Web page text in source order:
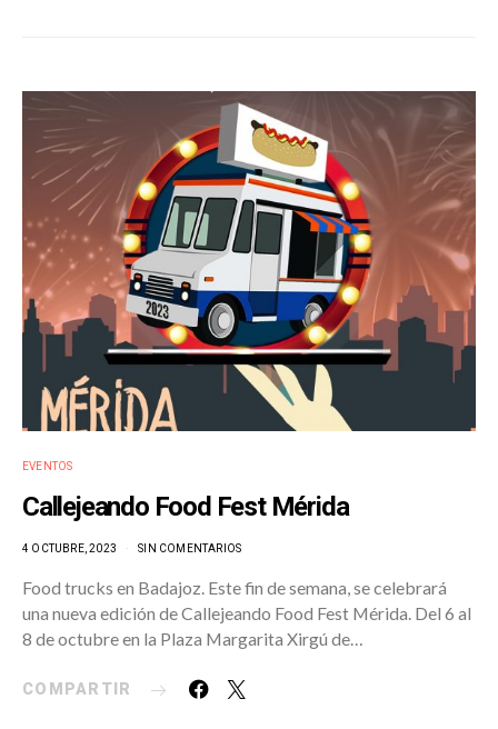
EVENTOS
Callejeando Food Fest Mérida
4 OCTUBRE, 2023 SIN COMENTARIOS
Food trucks en Badajoz. Este fin de semana, se celebrará
una nueva edición de Callejeando Food Fest Mérida. Del 6 al
8 de octubre en la Plaza Margarita Xirgú de…
COMPARTIR